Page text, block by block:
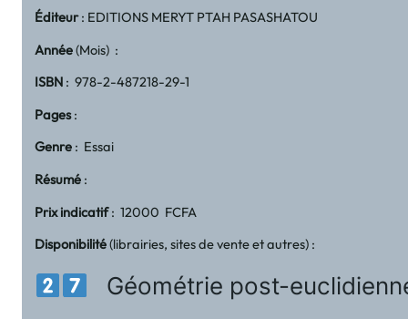
Éditeur: EDITIONS MERYT PTAH PASASHATOU
Année(Mois) :
ISBN : 978-2-487218-29-1
Pages:
Genre : Essai
Résumé :
Prix indicatif: 12000 FCFA
Disponibilité(librairies, sites de vente et autres) :
Géométrie post-